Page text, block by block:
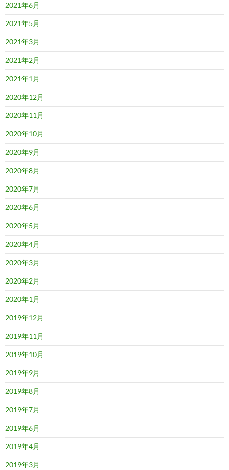
2021年6月
2021年5月
2021年3月
2021年2月
2021年1月
2020年12月
2020年11月
2020年10月
2020年9月
2020年8月
2020年7月
2020年6月
2020年5月
2020年4月
2020年3月
2020年2月
2020年1月
2019年12月
2019年11月
2019年10月
2019年9月
2019年8月
2019年7月
2019年6月
2019年4月
2019年3月